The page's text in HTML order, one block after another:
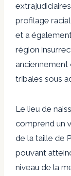
profilage
et a
région
anciennement
tribales sous
Le lieu de
comprend un
de la taille de
pouvant
niveau de la